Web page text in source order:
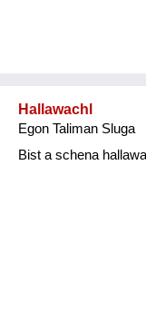
Hallawachl
Egon Taliman Sluga
Bist a schena